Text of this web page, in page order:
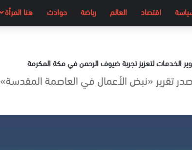
اقتصاد العالم رياضة حوادث هنا المرأة
الخدمات لتعزيز تجربة ضيوف الرحمن في مكة المكرمة
تقرير «نبض الأعمال في العاصمة المقدسة»